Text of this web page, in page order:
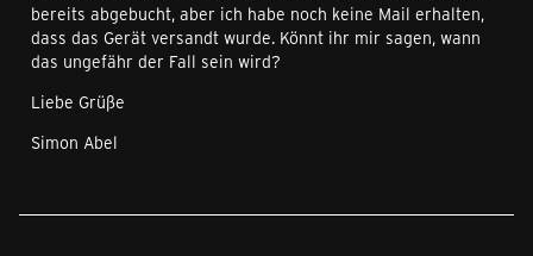
bereits abgebucht, aber ich habe noch keine Mail erhalten,
dass das Gerät versandt wurde. Könnt ihr mir sagen, wann
das ungefähr der Fall sein wird?
Liebe Grüße
Simon Abel